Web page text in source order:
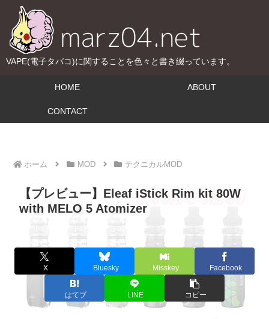
VAPE(電子タバコ)に関することを色々と書き綴っています。
HOME ABOUT
CONTACT
ホーム MOD テクニカルMOD
【プレビュー】Eleaf iStick Rim kit 80W
with MELO 5 Atomizer
X Bluesky Misskey Facebook
はてブ LINE コピー